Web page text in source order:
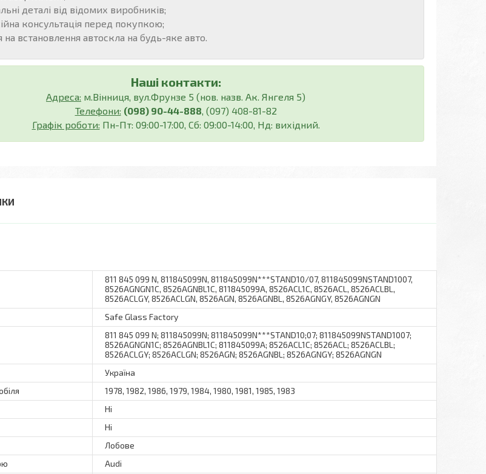
деталі від відомих виробників;
консультація перед покупкою;
на встановлення автоскла на будь-яке авто.
Наші контакти:
Адреса: м.Вінниця, вул.Фрунзе 5 (нов. назв. Ак. Янгеля 5)
Телефони: (098) 90-44-888, (097) 408-81-82
Графік роботи: Пн-Пт: 09:00-17:00, Сб: 09:00-14:00, Нд: вихідний.
811 845 099 N, 811845099N, 811845099N***STAND10/07, 811845099NSTAND1007,
8526AGNGN1C, 8526AGNBL1C, 811845099A, 8526ACL1C, 8526ACL, 8526ACLBL,
8526ACLGY, 8526ACLGN, 8526AGN, 8526AGNBL, 8526AGNGY, 8526AGNGN
Safe Glass Factory
811 845 099 N; 811845099N; 811845099N***STAND10;07; 811845099NSTAND1007;
8526AGNGN1C; 8526AGNBL1C; 811845099A; 8526ACL1C; 8526ACL; 8526ACLBL;
8526ACLGY; 8526ACLGN; 8526AGN; 8526AGNBL; 8526AGNGY; 8526AGNGN
Україна
1978, 1982, 1986, 1979, 1984, 1980, 1981, 1985, 1983
Ні
Ні
Лобове
Audi